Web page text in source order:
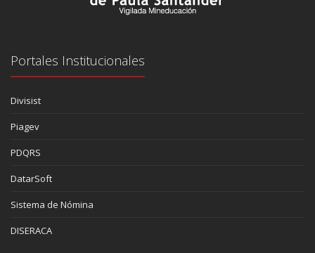
Portales Institucionales
Divisist
Piagev
PDQRS
DatarSoft
Sistema de Nómina
DISERACA